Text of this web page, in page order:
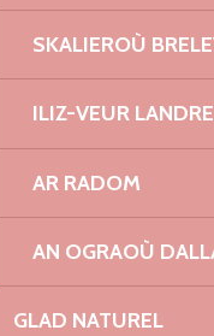
SKALIEROÙ
ILIZ-VEUR
AR RADOM
AN OGRAOÙ
GLAD NATUREL